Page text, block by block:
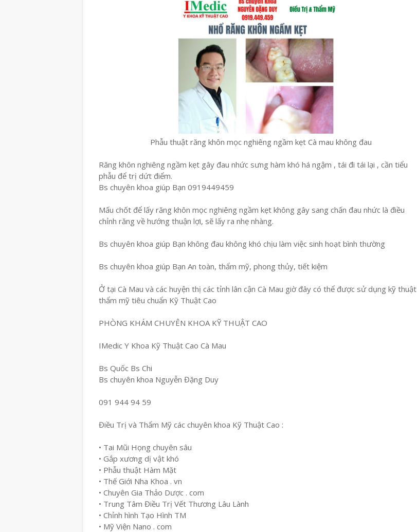
Phẫu thuật răng khôn mọc nghiêng ngầm kẹt Cà mau không đau
Răng khôn nghiêng ngầm kẹt gây đau nhức sưng hàm khó há ngậm , tái đi tái lại , cần tiểu
phẫu để trị dứt điểm.
Bs chuyên khoa giúp Bạn 0919449459
Mấu chốt để lấy răng khôn mọc nghiêng ngầm kẹt không gây sang chấn đau nhức là điều
chỉnh răng về hướng thuận lợi, sẽ lấy ra nhẹ nhàng.
Bs chuyên khoa giúp Bạn không đau không khó chịu làm việc sinh hoạt bình thường
Bs chuyên khoa giúp Bạn An toàn, thẩm mỹ, phong thủy, tiết kiệm
Ở tại Cà Mau và các huyện thị các tỉnh lân cận Cà Mau giờ đây có thể được sử dụng kỹ thuật
thẩm mỹ tiêu chuẩn Kỹ Thuật Cao
PHÒNG KHÁM CHUYÊN KHOA KỸ THUẬT CAO
IMedic Y Khoa Kỹ Thuật Cao Cà Mau
Bs Quốc Bs Chi
Bs chuyên khoa Nguyễn Đặng Duy
091 944 94 59
Điều Trị và Thẩm Mỹ các chuyên khoa Kỹ Thuật Cao :
• Tai Mũi Họng chuyên sâu
• Gắp xương dị vật khó
• Phẫu thuật Hàm Mặt
• Thế Giới Nha Khoa . vn
• Chuyên Gia Thảo Dược . com
• Trung Tâm Điều Trị Vết Thương Lâu Lành
• Chỉnh hình Tạo Hình TM
• Mỹ Viện Nano . com